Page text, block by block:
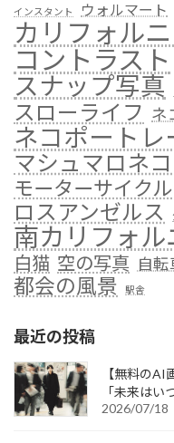
インスタント ウォルマート
カリフォル
コントラスト
スナップ写真
スローライフ ネ
ネコポートレ
マシュマロネコ
モーターサイクル
ロスアンゼルス
南カリフォル
白猫 空の写真 自転
都会の風景 駅舎
最近の投稿
【無料のAI
「未来はい
2026/07/18